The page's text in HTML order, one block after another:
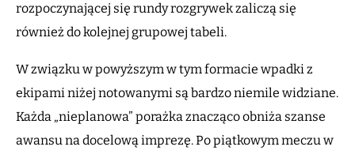
rozpoczynającej się rundy rozgrywek zaliczą się
również do kolejnej grupowej tabeli.
W związku w powyższym w tym formacie wpadki z
ekipami niżej notowanymi są bardzo niemile widziane.
Każda „nieplanowa” porażka znacząco obniża szanse
awansu na docelową imprezę. Po piątkowym meczu w